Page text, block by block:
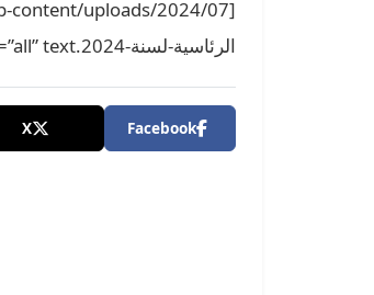
الرئاسية-لسنة-2024.pdf” download=”all” text=”تحميل”]
Facebook
X